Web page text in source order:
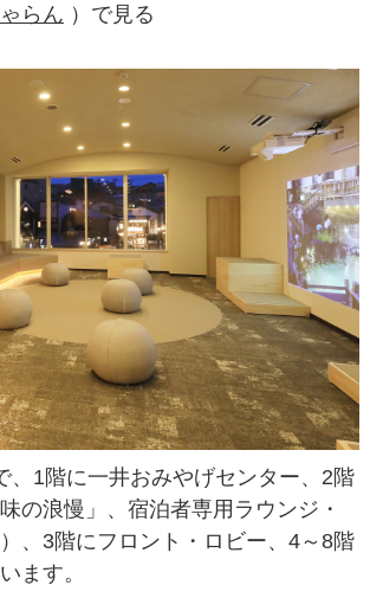
らん ）で見る
、1階に一井おみやげセンター、2階
の浪慢」、宿泊者専用ラウンジ・
、3階にフロント・ロビー、4～8階
ます。